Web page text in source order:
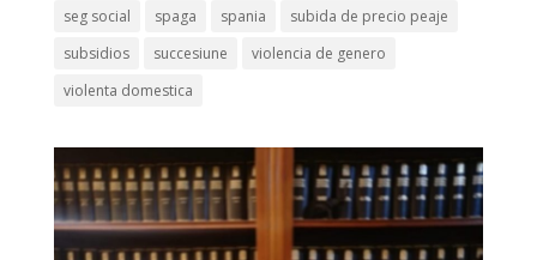
seg social
spaga spania
subida de precio peaje
subsidios
succesiune
violencia de genero
violenta domestica